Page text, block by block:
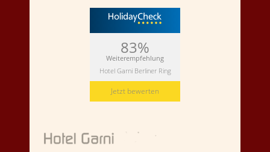
83%
Weiterempfehlung
Hotel Garni Berliner Ring
Jetzt bewerten